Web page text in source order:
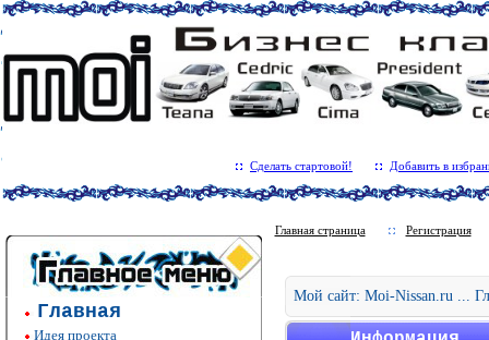
Сделать стартовой! Добавить в
Главная
Идея проекта
Главная страница Регистрация
Мой сайт: Moi-Nissan.ru ...